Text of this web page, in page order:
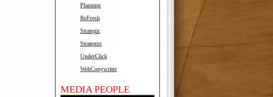
Planning
ReFresh
Strategic
Strategist
UnderClick
WebCopywriter
MEDIA PEOPLE